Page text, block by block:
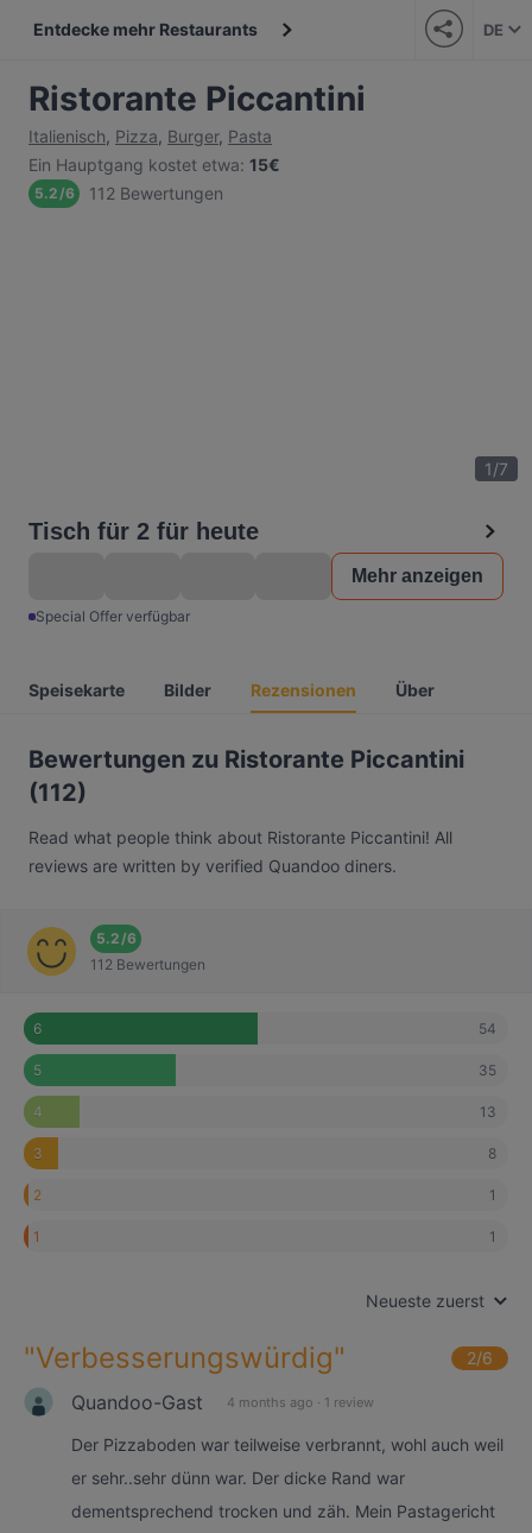
Entdecke mehr Restaurants DE
Ristorante Piccantini
Italienisch, Pizza, Burger, Pasta
Ein Hauptgang kostet etwa: 15€
5.2/6 112 Bewertungen
1/7
Tisch für 2 für heute
Mehr anzeigen
Special Offer verfügbar
Speisekarte Bilder Rezensionen Über
Bewertungen zu Ristorante Piccantini
(112)
Read what people think about Ristorante Piccantini! All
reviews are written by verified Quandoo diners.
5.2/6
112 Bewertungen
6 54
5 35
4 13
3 8
2 1
1 1
Neueste zuerst
"Verbesserungswürdig" 2/6
Quandoo-Gast 4 months ago · 1 review
Der Pizzaboden war teilweise verbrannt, wohl auch weil
er sehr..sehr dünn war. Der dicke Rand war
dementsprechend trocken und zäh. Mein Pastagericht